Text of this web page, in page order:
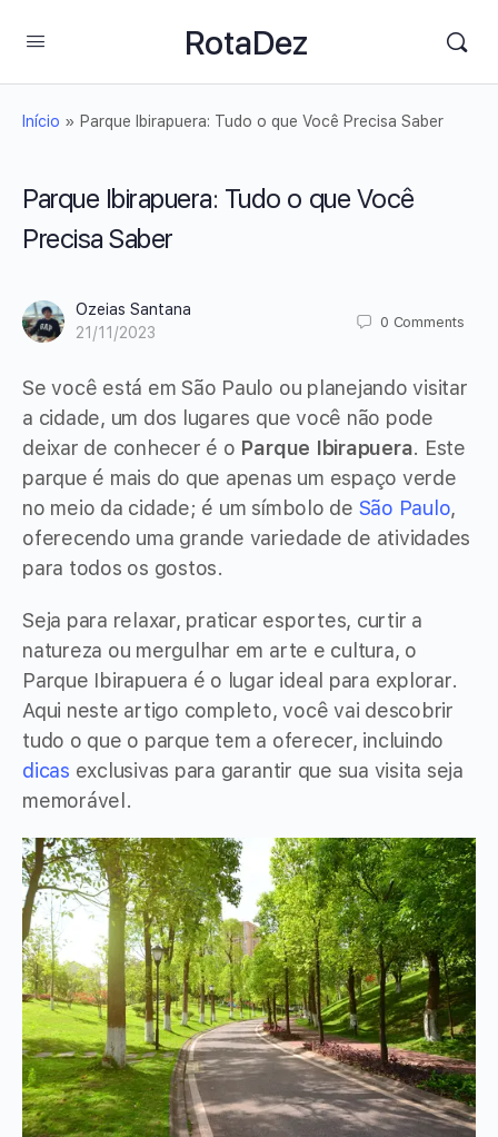
RotaDez
Início » Parque Ibirapuera: Tudo o que Você Precisa Saber
Parque Ibirapuera: Tudo o que Você
Precisa Saber
Ozeias Santana
21/11/2023
0 Comments
Se você está em São Paulo ou planejando visitar
a cidade, um dos lugares que você não pode
deixar de conhecer é o Parque Ibirapuera. Este
parque é mais do que apenas um espaço verde
no meio da cidade; é um símbolo de São Paulo,
oferecendo uma grande variedade de atividades
para todos os gostos.
Seja para relaxar, praticar esportes, curtir a
natureza ou mergulhar em arte e cultura, o
Parque Ibirapuera é o lugar ideal para explorar.
Aqui neste artigo completo, você vai descobrir
tudo o que o parque tem a oferecer, incluindo
dicas exclusivas para garantir que sua visita seja
memorável.